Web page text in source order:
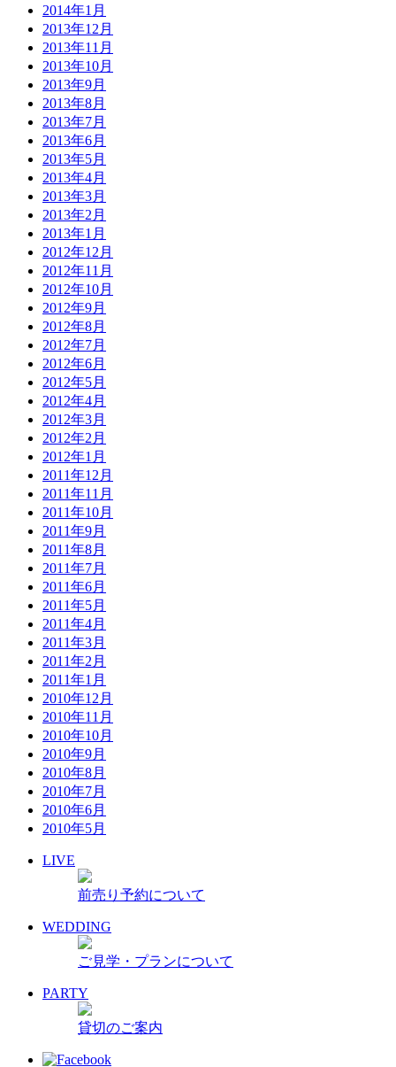
2014年1月
2013年12月
2013年11月
2013年10月
2013年9月
2013年8月
2013年7月
2013年6月
2013年5月
2013年4月
2013年3月
2013年2月
2013年1月
2012年12月
2012年11月
2012年10月
2012年9月
2012年8月
2012年7月
2012年6月
2012年5月
2012年4月
2012年3月
2012年2月
2012年1月
2011年12月
2011年11月
2011年10月
2011年9月
2011年8月
2011年7月
2011年6月
2011年5月
2011年4月
2011年3月
2011年2月
2011年1月
2010年12月
2010年11月
2010年10月
2010年9月
2010年8月
2010年7月
2010年6月
2010年5月
LIVE
前売り予約について
WEDDING
ご見学・プランについて
PARTY
貸切のご案内